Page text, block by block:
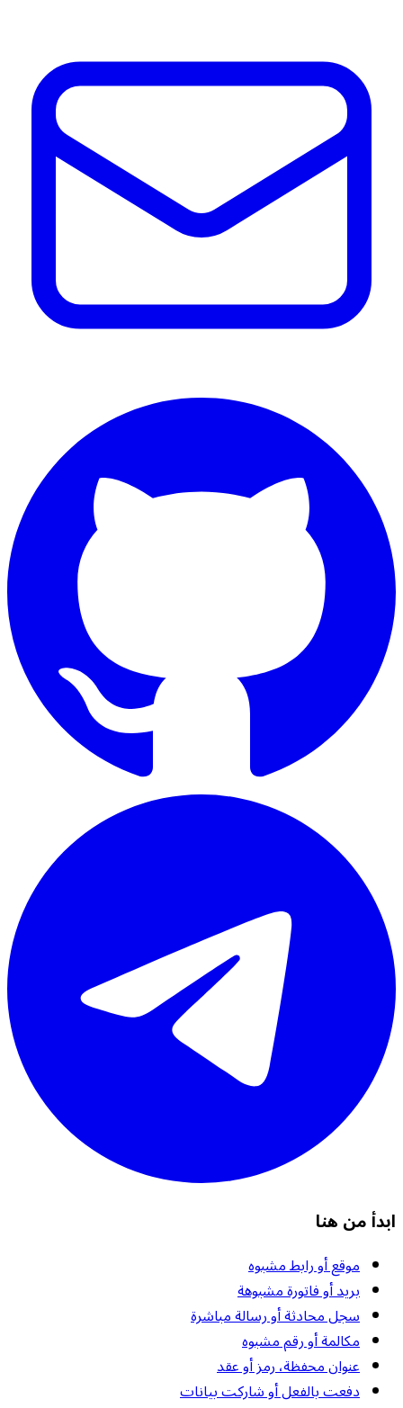
ابدأ من هنا
موقع أو رابط مشبوه
بريد أو فاتورة مشبوهة
سجل محادثة أو رسالة مباشرة
مكالمة أو رقم مشبوه
عنوان محفظة، رمز أو عقد
دفعت بالفعل أو شاركت بيانات